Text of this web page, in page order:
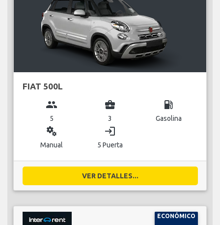
FIAT 500L
group
5
business_center
3
local_gas_station
Gasolina
miscellaneous_services
Manual
login
5 Puerta
VER DETALLES...
ECONÓMICO